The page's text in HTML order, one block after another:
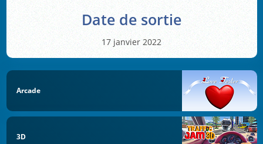
Date de sortie
17 janvier 2022
Arcade
3D